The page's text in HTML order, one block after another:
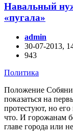
Навальный
«пугала»
admin
30-07-2013,
943
Политика
Положение
показаться на
протестуют, но
что. И горожанам
главе города или